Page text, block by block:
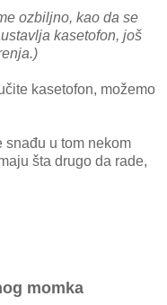
ozbiljno, kao da se
kasetofon, još
kasetofon, možemo
snađu u tom nekom
šta drugo da rade,
momka